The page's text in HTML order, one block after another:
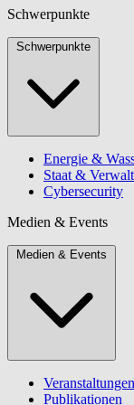
Schwerpunkte
Schwerpunkte
Energie &
Staat &
Cybersecurity
Medien & Events
Medien & Events
Veranstaltungen
Publikationen